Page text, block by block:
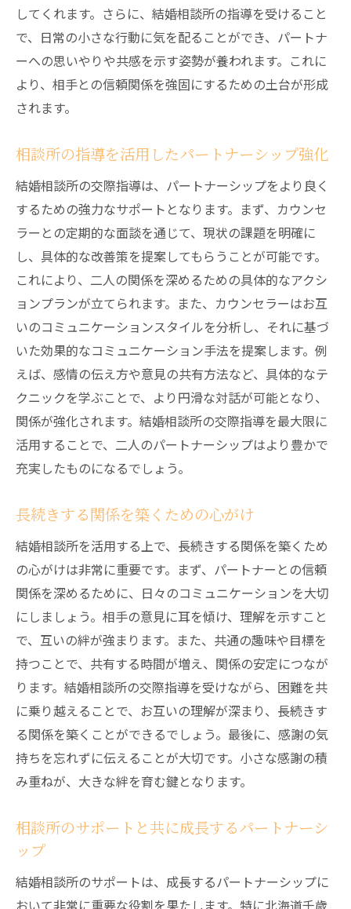
してくれます。さらに、結婚相談所の指導を受けること
で、日常の小さな行動に気を配ることができ、パートナ
ーへの思いやりや共感を示す姿勢が養われます。これに
より、相手との信頼関係を強固にするための土台が形成
されます。
相談所の指導を活用したパートナーシップ強化
結婚相談所の交際指導は、パートナーシップをより良く
するための強力なサポートとなります。まず、カウンセ
ラーとの定期的な面談を通じて、現状の課題を明確に
し、具体的な改善策を提案してもらうことが可能です。
これにより、二人の関係を深めるための具体的なアクシ
ョンプランが立てられます。また、カウンセラーはお互
いのコミュニケーションスタイルを分析し、それに基づ
いた効果的なコミュニケーション手法を提案します。例
えば、感情の伝え方や意見の共有方法など、具体的なテ
クニックを学ぶことで、より円滑な対話が可能となり、
関係が強化されます。結婚相談所の交際指導を最大限に
活用することで、二人のパートナーシップはより豊かで
充実したものになるでしょう。
長続きする関係を築くための心がけ
結婚相談所を活用する上で、長続きする関係を築くため
の心がけは非常に重要です。まず、パートナーとの信頼
関係を深めるために、日々のコミュニケーションを大切
にしましょう。相手の意見に耳を傾け、理解を示すこと
で、互いの絆が強まります。また、共通の趣味や目標を
持つことで、共有する時間が増え、関係の安定につなが
ります。結婚相談所の交際指導を受けながら、困難を共
に乗り越えることで、お互いの理解が深まり、長続きす
る関係を築くことができるでしょう。最後に、感謝の気
持ちを忘れずに伝えることが大切です。小さな感謝の積
み重ねが、大きな絆を育む鍵となります。
相談所のサポートと共に成長するパートナーシ
ップ
結婚相談所のサポートは、成長するパートナーシップに
おいて非常に重要な役割を果たします。特に北海道千歳